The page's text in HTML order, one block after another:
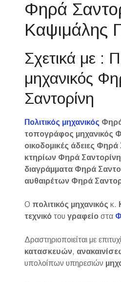
Φηρά
Καψιμάλης
Σχετικά με :
μηχανικός
Σαντορίνη
Πολιτικός μηχανικός
τοπογράφος μηχανικός
οικοδομικές άδειες
κτηρίων Φηρά
διαγράμματα Φηρά
αυθαιρέτων Φηρά
Ο πολιτικός μηχανικός κ.
τεχνικό τουγραφείο στα
Δραστηριοποιείται με
κατασκευών,
υπολοίπων υπηρεσιών